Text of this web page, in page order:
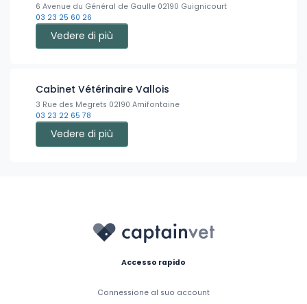
6 Avenue du Général de Gaulle 02190 Guignicourt
03 23 25 60 26
Vedere di più
Cabinet Vétérinaire Vallois
3 Rue des Megrets 02190 Amifontaine
03 23 22 65 78
Vedere di più
Accesso rapido
Connessione al suo account